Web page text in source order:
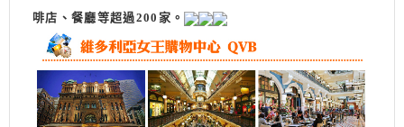
啡店、餐廳等超過200家。